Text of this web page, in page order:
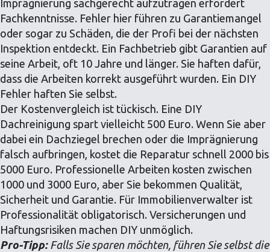
Imprägnierung sachgerecht aufzutragen erfordert
Fachkenntnisse. Fehler hier führen zu Garantiemangel
oder sogar zu Schäden, die der Profi bei der nächsten
Inspektion entdeckt. Ein Fachbetrieb gibt Garantien auf
seine Arbeit, oft 10 Jahre und länger. Sie haften dafür,
dass die Arbeiten korrekt ausgeführt wurden. Ein DIY
Fehler haften Sie selbst.
Der Kostenvergleich ist tückisch. Eine DIY
Dachreinigung spart vielleicht 500 Euro. Wenn Sie aber
dabei ein Dachziegel brechen oder die Imprägnierung
falsch aufbringen, kostet die Reparatur schnell 2000 bis
5000 Euro. Professionelle Arbeiten kosten zwischen
1000 und 3000 Euro, aber Sie bekommen Qualität,
Sicherheit und Garantie. Für Immobilienverwalter ist
Professionalität obligatorisch. Versicherungen und
Haftungsrisiken machen DIY unmöglich.
Pro-Tipp: Falls Sie sparen möchten, führen Sie selbst die